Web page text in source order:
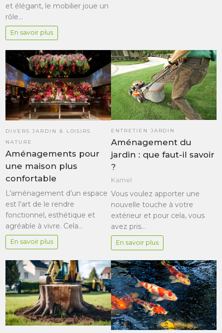
et élégant, le mobilier joue un
rôle…
En savoir plus
DIVERS JARDIN & LOISIRS
NATURE
Aménagements pour
une maison plus
confortable
L’aménagement d’un espace
est l’art de le rendre
fonctionnel, esthétique et
agréable à vivre. Cela…
En savoir plus
ENTRETIEN JARDIN
Aménagement du
jardin : que faut-il savoir
?
Kamel
Vous voulez apporter une
nouvelle touche à votre
extérieur et pour cela, vous
avez pris…
En savoir plus